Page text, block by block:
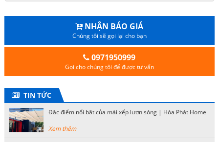
NHẬN BÁO GIÁ
Chúng tôi sẽ gọi lại cho bạn
0971950999
Gọi cho chúng tôi để được tư vấn
TIN TỨC
Đặc điểm nổi bật của mái xếp lượn sóng | Hòa Phát Home
Xem thêm